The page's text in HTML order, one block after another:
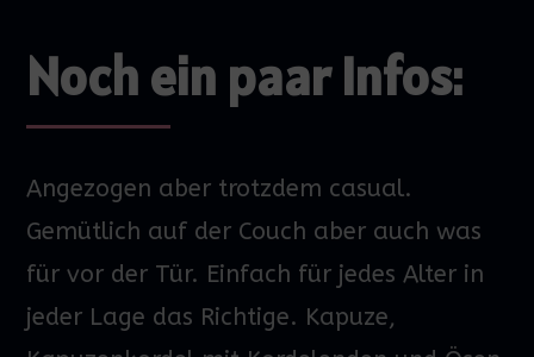
Noch ein paar Infos:
Angezogen aber trotzdem casual.
Gemütlich auf der Couch aber auch was
für vor der Tür. Einfach für jedes Alter in
jeder Lage das Richtige. Kapuze,